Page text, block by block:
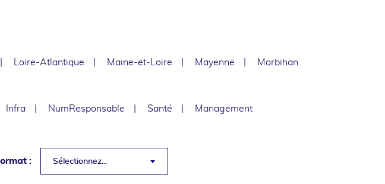
Loire-Atlantique Maine-et-Loire Mayenne
Morbihan
Infra NumResponsable Santé
Management
: Sélectionnez...